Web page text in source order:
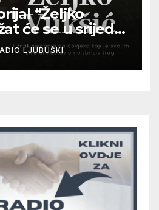
“Željko
će se u srijedu
u Otoku
LJUBUŠKI